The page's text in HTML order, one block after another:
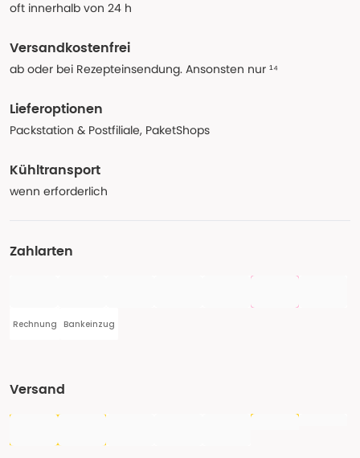
oft innerhalb von 24 h
Versandkostenfrei
ab oder bei Rezepteinsendung. Ansonsten nur ¹⁴
Lieferoptionen
Packstation & Postfiliale, PaketShops
Kühltransport
wenn erforderlich
Zahlarten
Rechnung Bankeinzug
Versand